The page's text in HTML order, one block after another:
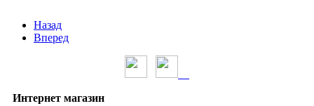
Назад
Вперед
Интернет магазин